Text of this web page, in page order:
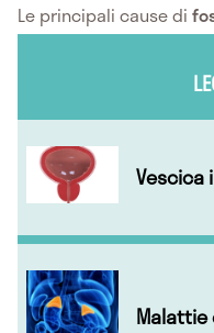
Le principali cause di